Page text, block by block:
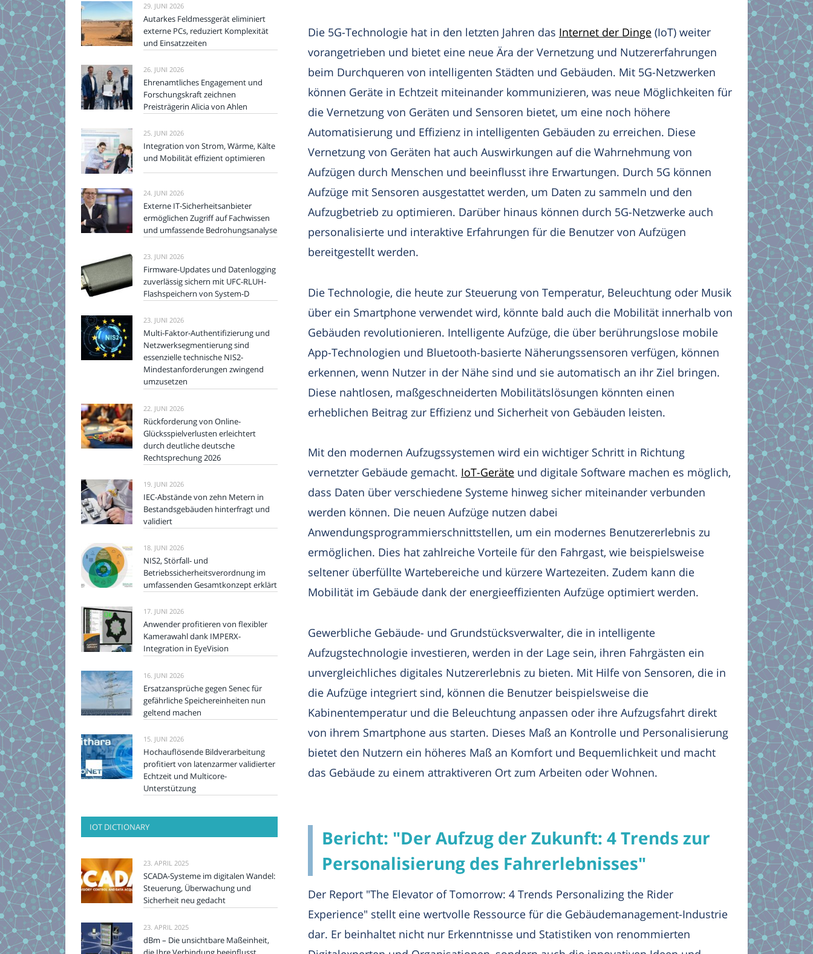
Die 5G-Technologie hat in den letzten Jahren das Internet der Dinge (IoT) weiter
vorangetrieben und bietet eine neue Ära der Vernetzung und Nutzererfahrungen
beim Durchqueren von intelligenten Städten und Gebäuden. Mit 5G-Netzwerken
können Geräte in Echtzeit miteinander kommunizieren, was neue Möglichkeiten für
die Vernetzung von Geräten und Sensoren bietet, um eine noch höhere
Automatisierung und Effizienz in intelligenten Gebäuden zu erreichen. Diese
Vernetzung von Geräten hat auch Auswirkungen auf die Wahrnehmung von
Aufzügen durch Menschen und beeinflusst ihre Erwartungen. Durch 5G können
Aufzüge mit Sensoren ausgestattet werden, um Daten zu sammeln und den
Aufzugbetrieb zu optimieren. Darüber hinaus können durch 5G-Netzwerke auch
personalisierte und interaktive Erfahrungen für die Benutzer von Aufzügen
bereitgestellt werden.
Die Technologie, die heute zur Steuerung von Temperatur, Beleuchtung oder Musik
über ein Smartphone verwendet wird, könnte bald auch die Mobilität innerhalb von
Gebäuden revolutionieren. Intelligente Aufzüge, die über berührungslose mobile
App-Technologien und Bluetooth-basierte Näherungssensoren verfügen, können
erkennen, wenn Nutzer in der Nähe sind und sie automatisch an ihr Ziel bringen.
Diese nahtlosen, maßgeschneiderten Mobilitätslösungen könnten einen
erheblichen Beitrag zur Effizienz und Sicherheit von Gebäuden leisten.
Mit den modernen Aufzugssystemen wird ein wichtiger Schritt in Richtung
vernetzter Gebäude gemacht. IoT-Geräte und digitale Software machen es möglich,
dass Daten über verschiedene Systeme hinweg sicher miteinander verbunden
werden können. Die neuen Aufzüge nutzen dabei
Anwendungsprogrammierschnittstellen, um ein modernes Benutzererlebnis zu
ermöglichen. Dies hat zahlreiche Vorteile für den Fahrgast, wie beispielsweise
seltener überfüllte Wartebereiche und kürzere Wartezeiten. Zudem kann die
Mobilität im Gebäude dank der energieeffizienten Aufzüge optimiert werden.
Gewerbliche Gebäude- und Grundstücksverwalter, die in intelligente
Aufzugstechnologie investieren, werden in der Lage sein, ihren Fahrgästen ein
unvergleichliches digitales Nutzererlebnis zu bieten. Mit Hilfe von Sensoren, die in
die Aufzüge integriert sind, können die Benutzer beispielsweise die
Kabinentemperatur und die Beleuchtung anpassen oder ihre Aufzugsfahrt direkt
von ihrem Smartphone aus starten. Dieses Maß an Kontrolle und Personalisierung
bietet den Nutzern ein höheres Maß an Komfort und Bequemlichkeit und macht
das Gebäude zu einem attraktiveren Ort zum Arbeiten oder Wohnen.
Bericht: "Der Aufzug der Zukunft: 4 Trends zur
Personalisierung des Fahrerlebnisses"
Der Report "The Elevator of Tomorrow: 4 Trends Personalizing the Rider
Experience" stellt eine wertvolle Ressource für die Gebäudemanagement-Industrie
dar. Er beinhaltet nicht nur Erkenntnisse und Statistiken von renommierten
29. JUNI 2026
Autarkes Feldmessgerät eliminiert
externe PCs, reduziert Komplexität
und Einsatzzeiten
26. JUNI 2026
Ehrenamtliches Engagement und
Forschungskraft zeichnen
Preisträgerin Alicia von Ahlen
25. JUNI 2026
Integration von Strom, Wärme, Kälte
und Mobilität effizient optimieren
24. JUNI 2026
Externe IT-Sicherheitsanbieter
ermöglichen Zugriff auf Fachwissen
und umfassende Bedrohungsanalyse
23. JUNI 2026
Firmware-Updates und Datenlogging
zuverlässig sichern mit UFC-RLUH-
Flashspeichern von System-D
23. JUNI 2026
Multi-Faktor-Authentifizierung und
Netzwerksegmentierung sind
essenzielle technische NIS2-
Mindestanforderungen zwingend
umzusetzen
22. JUNI 2026
Rückforderung von Online-
Glücksspielverlusten erleichtert
durch deutliche deutsche
Rechtsprechung 2026
19. JUNI 2026
IEC-Abstände von zehn Metern in
Bestandsgebäuden hinterfragt und
validiert
18. JUNI 2026
NIS2, Störfall- und
Betriebssicherheitsverordnung im
umfassenden Gesamtkonzept erklärt
17. JUNI 2026
Anwender profitieren von flexibler
Kamerawahl dank IMPERX-
Integration in EyeVision
16. JUNI 2026
Ersatzansprüche gegen Senec für
gefährliche Speichereinheiten nun
geltend machen
15. JUNI 2026
Hochauflösende Bildverarbeitung
profitiert von latenzarmer validierter
Echtzeit und Multicore-
Unterstützung
IOT DICTIONARY
23. APRIL 2025
SCADA-Systeme im digitalen Wandel:
Steuerung, Überwachung und
Sicherheit neu gedacht
23. APRIL 2025
dBm – Die unsichtbare Maßeinheit,